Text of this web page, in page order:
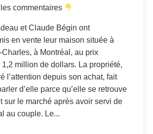
commentaires
et Claude Bégin ont
en vente leur maison située à
à Montréal, au prix
million de dollars. La propriété,
l’attention depuis son achat, fait
d’elle parce qu’elle se retrouve
sur le marché après avoir servi de
au couple. Le...